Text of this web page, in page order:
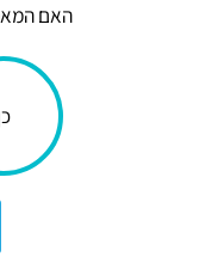
האם